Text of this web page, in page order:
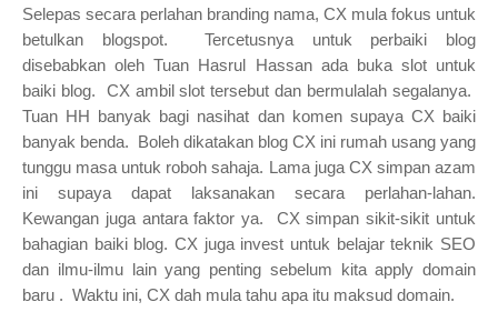
Selepas secara perlahan branding nama, CX mula fokus untuk
betulkan blogspot. Tercetusnya untuk perbaiki blog
disebabkan oleh Tuan Hasrul Hassan ada buka slot untuk
baiki blog. CX ambil slot tersebut dan bermulalah segalanya.
Tuan HH banyak bagi nasihat dan komen supaya CX baiki
banyak benda. Boleh dikatakan blog CX ini rumah usang yang
tunggu masa untuk roboh sahaja. Lama juga CX simpan azam
ini supaya dapat laksanakan secara perlahan-lahan.
Kewangan juga antara faktor ya. CX simpan sikit-sikit untuk
bahagian baiki blog. CX juga invest untuk belajar teknik SEO
dan ilmu-ilmu lain yang penting sebelum kita apply domain
baru . Waktu ini, CX dah mula tahu apa itu maksud domain.